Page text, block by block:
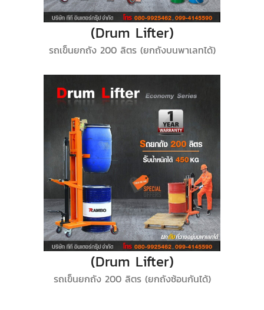
(Drum Lifter)
รถเข็นยกถัง 200 ลิตร (ยกถังบนพาเลทได้)
(Drum Lifter)
รถเข็นยกถัง 200 ลิตร (ยกถังซ้อนกันได้)